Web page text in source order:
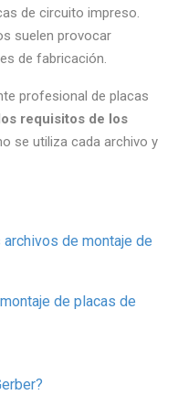
de circuito impreso.
suelen provocar
de fabricación.
profesional de placas
requisitos de los
se utiliza cada archivo y
de montaje de
de placas de